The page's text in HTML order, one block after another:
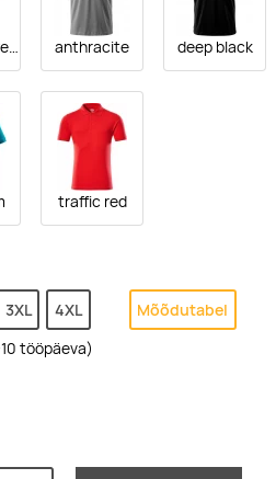
sunflower yellow anthracite deep black
traffic red
3XL 4XL Mõõdutabel
tööpäeva)